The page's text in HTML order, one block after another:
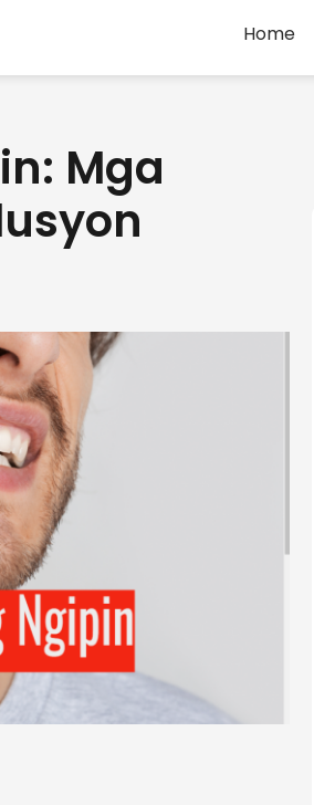
Home
Mga